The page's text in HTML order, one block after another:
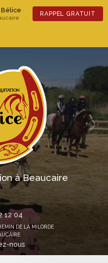
Bélice RAPPEL GRATUIT
à Beaucaire
12 04
DE LA MILORDE
nous
Next